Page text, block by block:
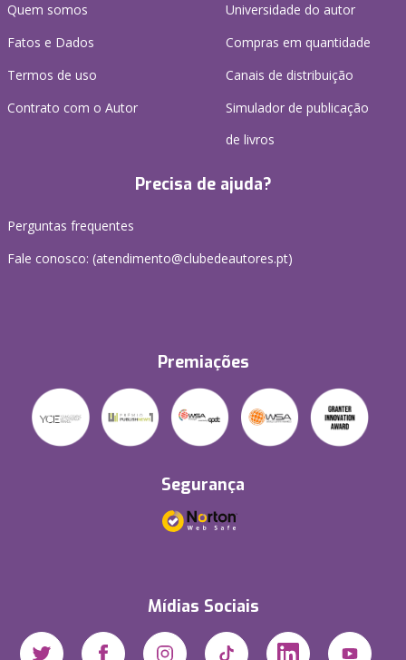
Quem somos
Fatos e Dados
Termos de uso
Contrato com o Autor
Universidade do autor
Compras em quantidade
Canais de distribuição
Simulador de publicação
de livros
Precisa de ajuda?
Perguntas frequentes
Fale conosco: (atendimento@clubedeautores.pt)
Premiações
Segurança
Mídias Sociais